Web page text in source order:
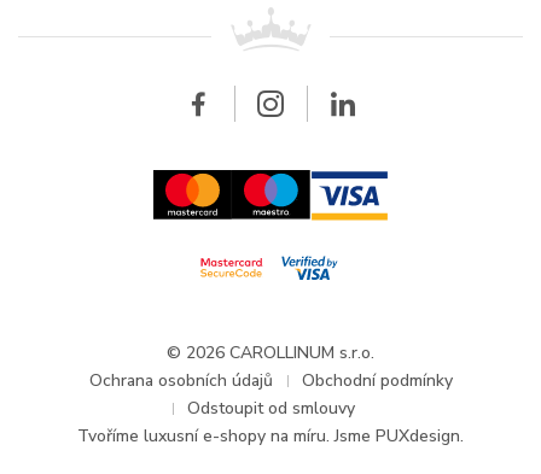
Velkoobchod
O společnosti Carollinum
Aktuality a oznámení
© 2026 CAROLLINUM s.r.o.
Ochrana osobních údajů
Obchodní podmínky
Odstoupit od smlouvy
Tvoříme luxusní e-shopy na míru. Jsme PUXdesign.